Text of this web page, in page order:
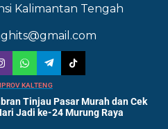
Kalimantan Tengah
KALTENG
Tinjau Pasar Murah dan Cek
Jadi ke-24 Murung Raya